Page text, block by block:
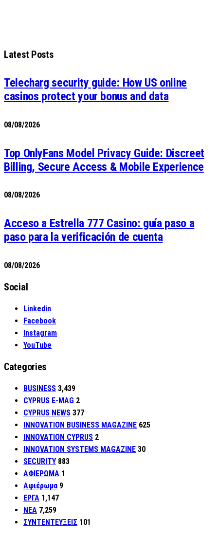
Latest Posts
Telecharg security guide: How US online
casinos protect your bonus and data
08/08/2026
Top OnlyFans Model Privacy Guide: Discreet
Billing, Secure Access & Mobile Experience
08/08/2026
Acceso a Estrella 777 Casino: guía paso a
paso para la verificación de cuenta
08/08/2026
Social
Linkedin
Facebook
Instagram
YouTube
Categories
BUSINESS 3,439
CYPRUS E-MAG 2
CYPRUS NEWS 377
INNOVATION BUSINESS MAGAZINE 625
INNOVATION CYPRUS 2
INNOVATION SYSTEMS MAGAZINE 30
SECURITY 883
ΑΦΙΕΡΩΜΑ 1
Αφιέρωμα 9
ΕΡΓΑ 1,147
ΝΕΑ 7,259
ΣΥΝΤΕΝΤΕΥΞΕΙΣ 101